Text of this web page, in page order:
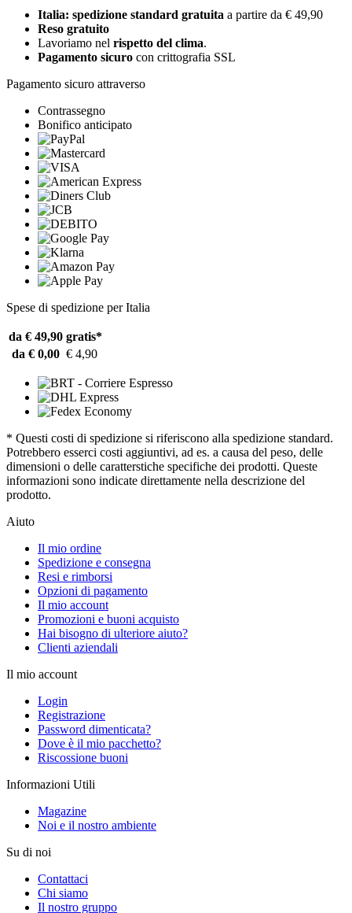
Italia: spedizione standard gratuita a partire da € 49,90
Reso gratuito
Lavoriamo nel rispetto del clima.
Pagamento sicuro con crittografia SSL
Pagamento sicuro attraverso
Contrassegno
Bonifico anticipato
Spese di spedizione per Italia
da € 49,90 gratis*
da € 0,00 € 4,90
* Questi costi di spedizione si riferiscono alla spedizione standard.
Potrebbero esserci costi aggiuntivi, ad es. a causa del peso, delle
dimensioni o delle caratterstiche specifiche dei prodotti. Queste
informazioni sono indicate direttamente nella descrizione del
prodotto.
Aiuto
Il mio ordine
Spedizione e consegna
Resi e rimborsi
Opzioni di pagamento
Il mio account
Promozioni e buoni acquisto
Hai bisogno di ulteriore aiuto?
Clienti aziendali
Il mio account
Login
Registrazione
Password dimenticata?
Dove è il mio pacchetto?
Riscossione buoni
Informazioni Utili
Magazine
Noi e il nostro ambiente
Su di noi
Contattaci
Chi siamo
Il nostro gruppo